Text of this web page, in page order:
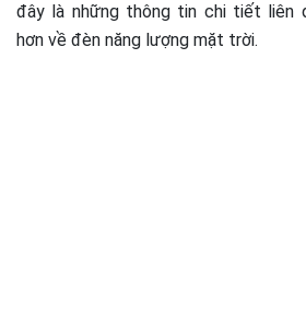
đây là những thông tin chi tiết liên
hơn về đèn năng lượng mặt trời.